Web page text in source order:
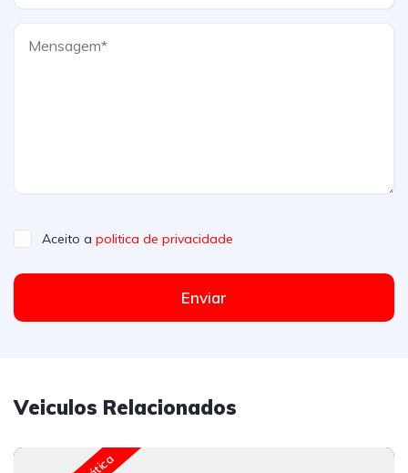
Aceito a politica de privacidade
Enviar
Veiculos Relacionados